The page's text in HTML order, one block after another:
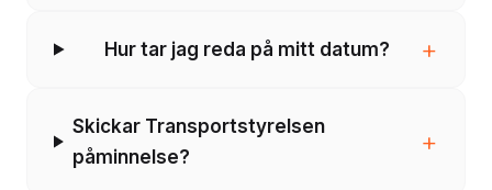
Hur tar jag reda på mitt datum? +
Skickar Transportstyrelsen
påminnelse?
+